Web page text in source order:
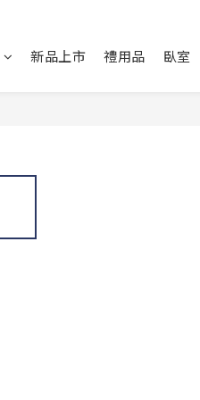
新品上市 禮用品 臥室